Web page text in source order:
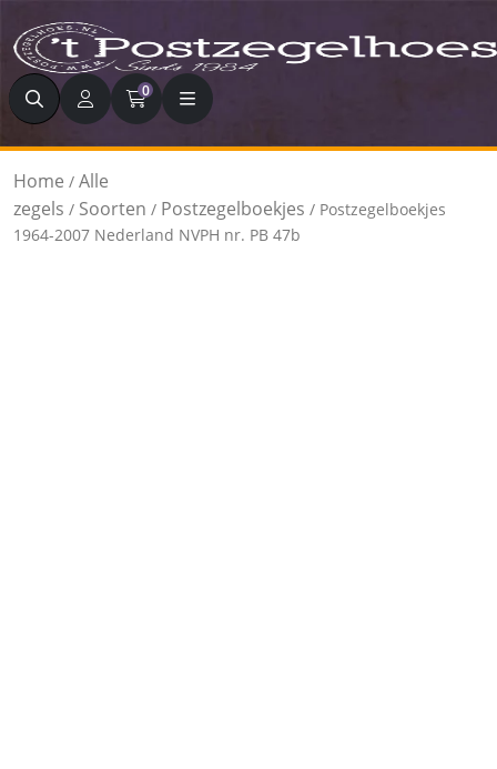
Zoeken 0
Home / Alle
zegels / Soorten / Postzegelboekjes / Postzegelboekjes
1964-2007 Nederland NVPH nr. PB 47b